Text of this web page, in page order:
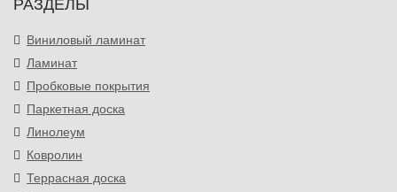
РАЗДЕЛЫ
Виниловый ламинат
Ламинат
Пробковые покрытия
Паркетная доска
Линолеум
Ковролин
Террасная доска